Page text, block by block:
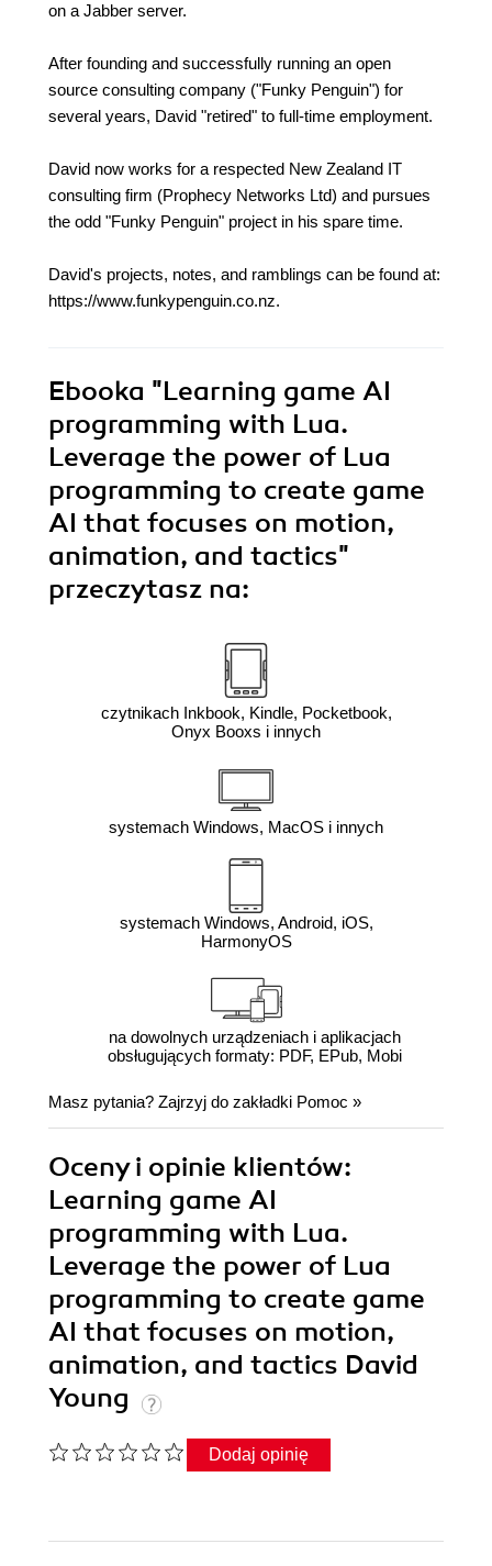
on a Jabber server.
After founding and successfully running an open
source consulting company ("Funky Penguin") for
several years, David "retired" to full-time employment.
David now works for a respected New Zealand IT
consulting firm (Prophecy Networks Ltd) and pursues
the odd "Funky Penguin" project in his spare time.
David's projects, notes, and ramblings can be found at:
https://www.funkypenguin.co.nz.
Ebooka "Learning game AI
programming with Lua.
Leverage the power of Lua
programming to create game
AI that focuses on motion,
animation, and tactics"
przeczytasz na:
czytnikach Inkbook, Kindle, Pocketbook,
Onyx Booxs i innych
systemach Windows, MacOS i innych
systemach Windows, Android, iOS,
HarmonyOS
na dowolnych urządzeniach i aplikacjach
obsługujących formaty: PDF, EPub, Mobi
Masz pytania? Zajrzyj do zakładki Pomoc »
Oceny i opinie klientów:
Learning game AI
programming with Lua.
Leverage the power of Lua
programming to create game
AI that focuses on motion,
animation, and tactics David
Young
Dodaj opinię